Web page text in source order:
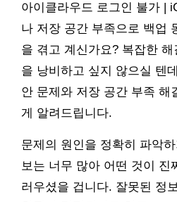
아이클라우드 로그인 불가 |
나 저장 공간 부족으로 백업
을 겪고 계신가요? 복잡한
을 낭비하고 싶지 않으실 텐
안 문제와 저장 공간 부족 해
게 알려드립니다.
문제의 원인을 정확히 파악
보는 너무 많아 어떤 것이 진
러우셨을 겁니다. 잘못된 정